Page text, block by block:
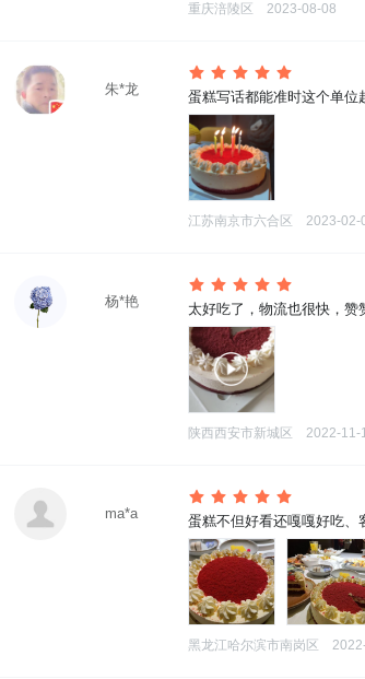
重庆涪陵区 2023-08-08
朱*龙 蛋糕写话都能准时这个单位
江苏南京市六合区 2023-02-
杨*艳 太好吃了，物流也很快，赞
陕西西安市新城区 2022-11-
ma*a 蛋糕不但好看还嘎嘎好吃、
黑龙江哈尔滨市南岗区